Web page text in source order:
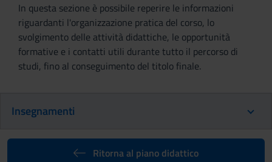
In questa sezione è possibile reperire le informazioni
riguardanti l'organizzazione pratica del corso, lo
svolgimento delle attività didattiche, le opportunità
formative e i contatti utili durante tutto il percorso di
studi, fino al conseguimento del titolo finale.
Insegnamenti
Ritorna al piano didattico